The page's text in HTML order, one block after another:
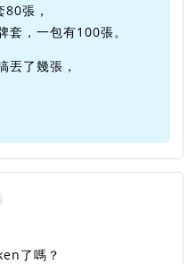
張，
套，一包有100張。
丟了幾張，
了嗎？